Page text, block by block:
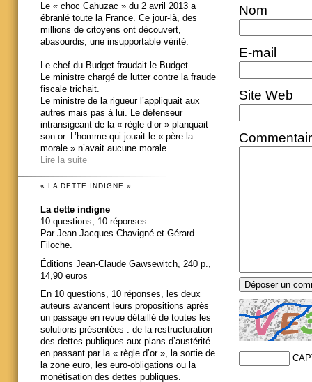
Nom
E-mail
Site Web
Le « choc Cahuzac » du 2 avril 2013 a
ébranlé toute la France. Ce jour-là, des
millions de citoyens ont découvert,
abasourdis, une insupportable vérité.
Le chef du Budget fraudait le Budget.
Le ministre chargé de lutter contre la fraude
fiscale trichait.
Le ministre de la rigueur l’appliquait aux
autres mais pas à lui. Le défenseur
intransigeant de la « règle d’or » planquait
son or. L’homme qui jouait le « père la
morale » n’avait aucune morale.
Lire la suite
« LA DETTE INDIGNE »
La dette indigne
10 questions, 10 réponses
Par Jean-Jacques Chavigné et Gérard
Filoche.
Éditions Jean-Claude Gawsewitch, 240 p.,
14,90 euros
En 10 questions, 10 réponses, les deux
auteurs avancent leurs propositions après
un passage en revue détaillé de toutes les
solutions présentées : de la restructuration
des dettes publiques aux plans d’austérité
en passant par la « règle d’or », la sortie de
la zone euro, les euro-obligations ou la
monétisation des dettes publiques.